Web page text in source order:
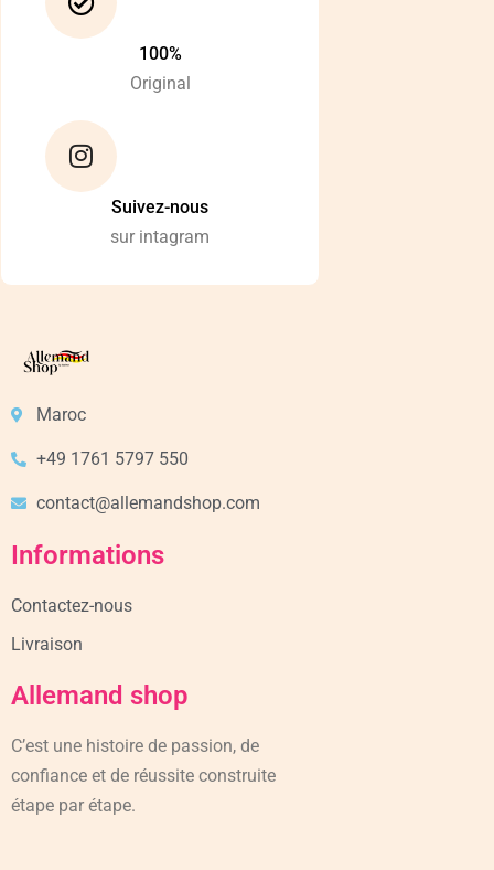
100%
Original
Suivez-nous
sur intagram
Maroc
+49 1761 5797 550
contact@allemandshop.com
Informations
Contactez-nous
Livraison
Allemand shop
C’est une histoire de passion, de
confiance et de réussite construite
étape par étape.